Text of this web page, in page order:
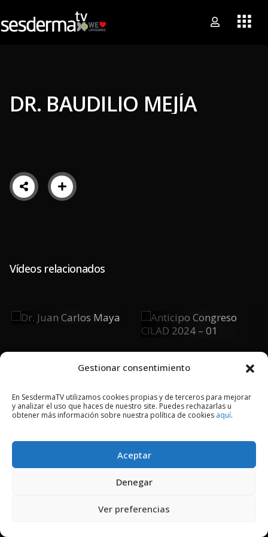
Gestionar consentimiento
En SesdermaTV utilizamos cookies propias y de terceros para mejorar
y analizar el uso que haces de nuestro site. Puedes rechazarlas u
obtener más información sobre nuestra política de cookies aquí.
Aceptar
Denegar
Ver preferencias
DR. BAUDILIO MEJÍA
Vídeos relacionados
Dr. Juan
Anticipo
Congreso
CILAD 2024 –
01
2018 © Copyright Sesderma SL
AVISO LEGAL
POLÍTICA DE PRIVACIDAD
COOKIES